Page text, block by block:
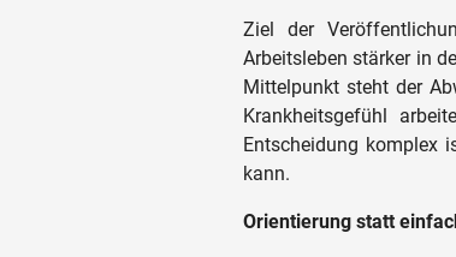
Ziel der
Arbeitsleben stärker in
Mittelpunkt steht der
Krankheitsgefühl
Entscheidung komplex
kann.
Orientierung statt